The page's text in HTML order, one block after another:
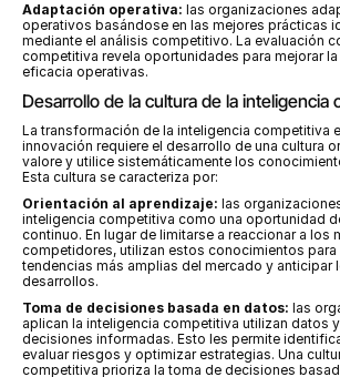
Adaptación operativa: las organizaciones
operativos basándose en las mejores prácticas
mediante el análisis competitivo. La evaluación
competitiva revela oportunidades para mejorar
eficacia operativas.
Desarrollo de la cultura de la inteligencia
La transformación de la inteligencia competitiva
innovación requiere el desarrollo de una cultura
valore y utilice sistemáticamente los
Esta cultura se caracteriza por:
Orientación al aprendizaje: las
inteligencia competitiva como una oportunidad
continuo. En lugar de limitarse a reaccionar a los
competidores, utilizan estos conocimientos para
tendencias más amplias del mercado y anticipar
desarrollos.
Toma de decisiones basada en datos: las
aplican la inteligencia competitiva utilizan datos
decisiones informadas. Esto les permite
evaluar riesgos y optimizar estrategias. Una
competitiva prioriza la toma de decisiones